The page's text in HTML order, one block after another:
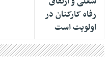
رفاه کارکنان در
اولویت است